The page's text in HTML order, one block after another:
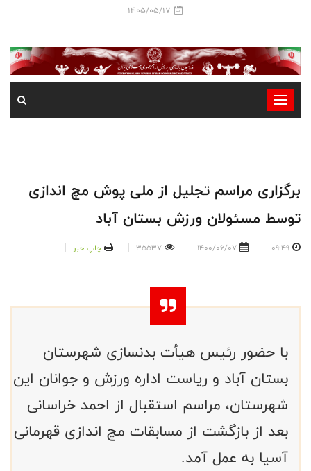
1405/05/17
-
-
-
برگزاری مراسم تجلیل از ملی پوش مچ اندازی
توسط مسئولان ورزش بستان آباد
09:49
1400/06/07
35537 چاپ خبر
با حضور رئیس هیأت بدنسازی شهرستان
بستان آباد و ریاست اداره ورزش و جوانان این
شهرستان، مراسم استقبال از احمد خراسانی
بعد از بازگشت از مسابقات مچ اندازی قهرمانی
آسیا به عمل آمد.